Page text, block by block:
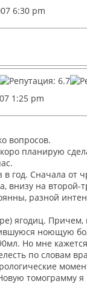
6:30 pm
1:25 pm
вопросов.
планирую
год. Сначала от
внизу на
разной
ягодиц.
ноющую
Но мне
по словам
томограмму